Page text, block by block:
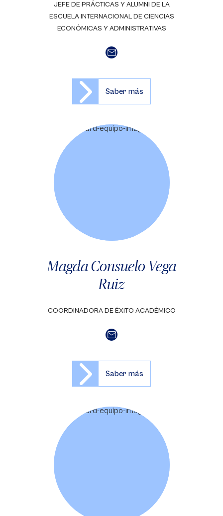
JEFE DE PRÁCTICAS Y ALUMNI DE LA
ESCUELA INTERNACIONAL DE CIENCIAS
ECONÓMICAS Y ADMINISTRATIVAS
Saber más
Magda Consuelo Vega
Ruiz
COORDINADORA DE ÉXITO ACADÉMICO
Saber más